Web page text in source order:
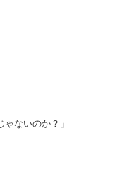
ないのか？」